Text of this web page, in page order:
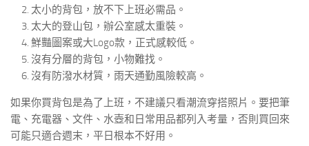
太小的背包，放不下上班必需品。
太大的登山包，辦公室感太重裝。
鮮豔圖案或大Logo款，正式感較低。
沒有分層的背包，小物難找。
沒有防潑水材質，雨天通勤風險較高。
如果你買背包是為了上班，不建議只看潮流穿搭照片。要把筆
電、充電器、文件、水壺和日常用品都列入考量，否則買回來
可能只適合週末，平日根本不好用。